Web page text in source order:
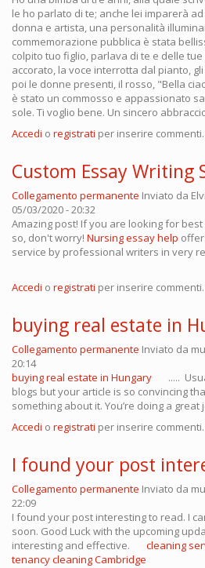
le ho parlato di te; anche lei imparerà
donna e artista, una personalità
commemorazione pubblica è stata
colpito tuo figlio, parlava di te e delle
accorato, la voce interrotta dal pianto,
poi le donne presenti, il rosso, "Bella
è stato un commosso e appassionato
sole. Ti voglio bene. Un sincero
Accedi o registrati per inserire commenti.
Custom Essay Writing
Collegamento permanente Inviato da
05/03/2020 - 20:32
Amazing post! If you are looking for
so, don't worry! Nursing essay help
service by professional writers in very
Accedi o registrati per inserire commenti.
buying real estate in
Collegamento permanente Inviato da
20:14
buying real estate in Hungary
.....
blogs but your article is so convincing
something about it. You’re doing a great
Accedi o registrati per inserire commenti.
I found your post
Collegamento permanente Inviato da
22:09
I found your post interesting to read. I
soon. Good Luck with the upcoming
interesting and effective. cleaning
tenancy cleaning Cambridge